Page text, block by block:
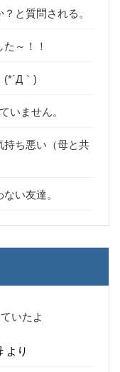
と質問される。
～！！
(*´Д｀)
いません。
持ち悪い（母と共
い友達。
いたよ
より